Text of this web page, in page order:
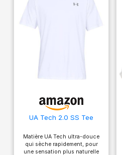
UA Tech 2.0 SS Tee
Matière UA Tech ultra-douce
qui sèche rapidement, pour
une sensation plus naturelle